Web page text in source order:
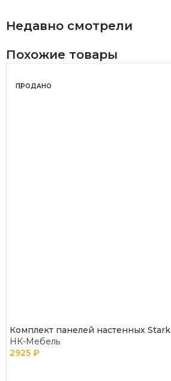
Недавно смотрели
Похожие товары
ПРОДАНО
Комплект панелей настенных Stark
НК-Мебель
2925 ₽